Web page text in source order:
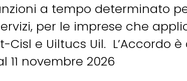
a tempo determinato
per le imprese che
e Uiltucs Uil. L’Accordo
novembre 2026